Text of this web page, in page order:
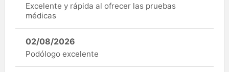
Excelente y rápida al ofrecer las pruebas
médicas
02/08/2026
Podólogo excelente